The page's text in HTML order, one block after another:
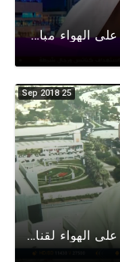
الكاتب الإماراتي أحمد إبراهيم من دبي على الهواء مباشرة مع الأخبار الرئيسية لتلفزيون بي سي لندن BBC
25 Sep 2018
الكاتب الإماراتي أحمد إبراهيم من دبي على الهواء لقناة الغد العربي في حوار عن الممرات الآمنة في اليمن